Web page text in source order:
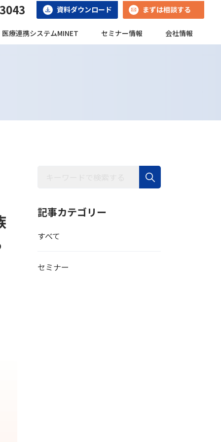
資料ダウンロード まずは相談する
医療連携システムMINET セミナー情報 会社情報
記事カテゴリー
すべて
セミナー